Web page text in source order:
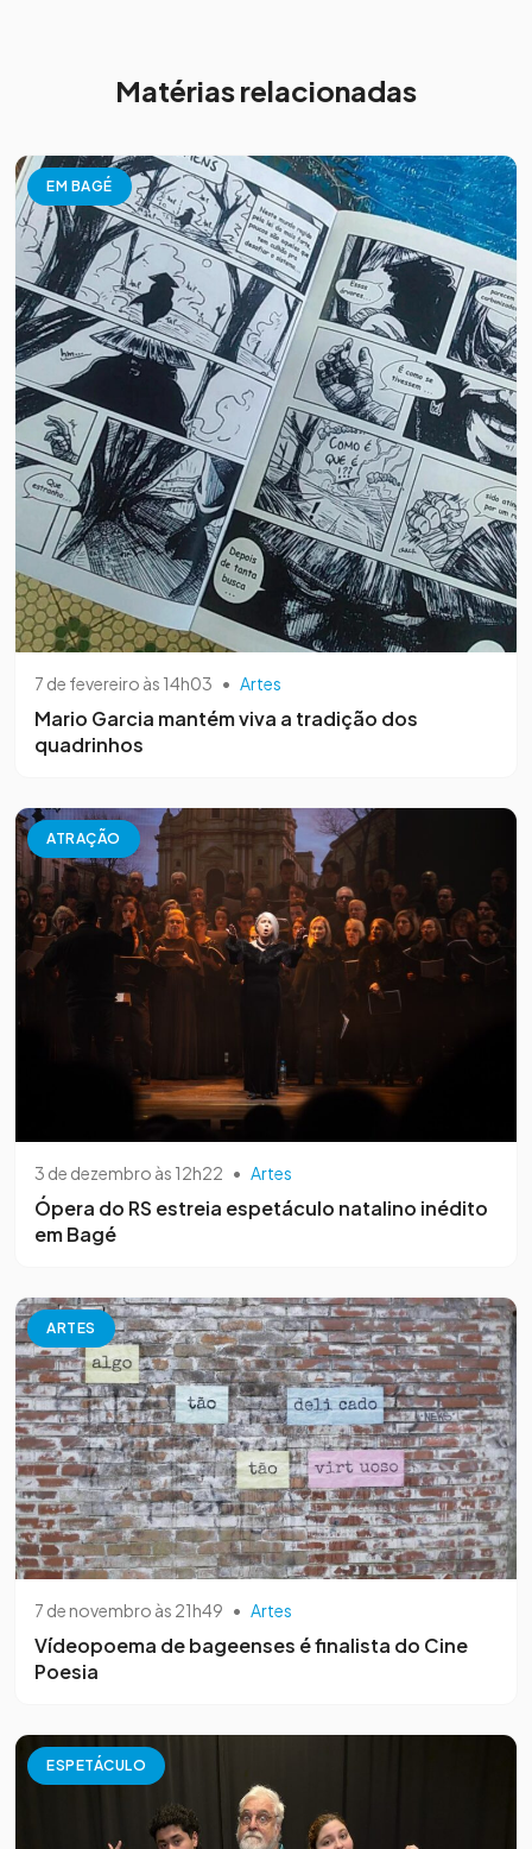
Matérias relacionadas
EM BAGÉ
7 de fevereiro às 14h03 • Artes
Mario Garcia mantém viva a tradição dos
quadrinhos
ATRAÇÃO
3 de dezembro às 12h22 • Artes
Ópera do RS estreia espetáculo natalino inédito
em Bagé
ARTES
7 de novembro às 21h49 • Artes
Vídeopoema de bageenses é finalista do Cine
Poesia
ESPETÁCULO